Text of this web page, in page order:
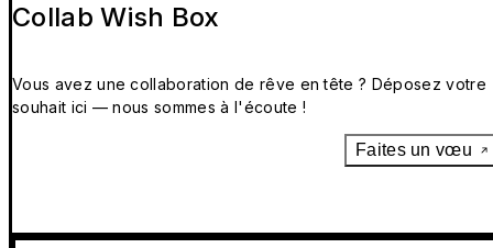
Collab Wish Box
Vous avez une collaboration de rêve en tête ? Déposez votre
souhait ici — nous sommes à l'écoute !
Faites un vœu